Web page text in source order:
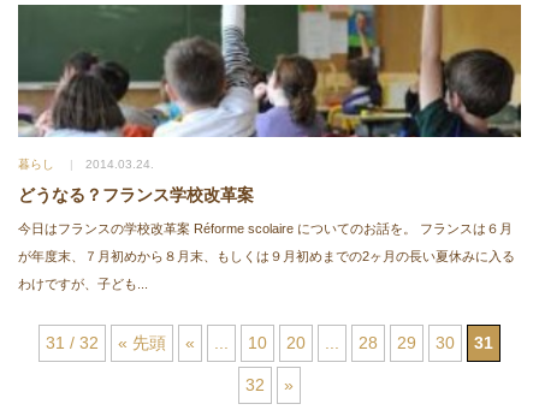
暮らし 2014.03.24.
どうなる？フランス学校改革案
今日はフランスの学校改革案 Réforme scolaire についてのお話を。 フランスは６月
が年度末、７月初めから８月末、もしくは９月初めまでの2ヶ月の長い夏休みに入る
わけですが、子ども...
31 / 32 « 先頭 « 10 20 28 29 30 31
32 »